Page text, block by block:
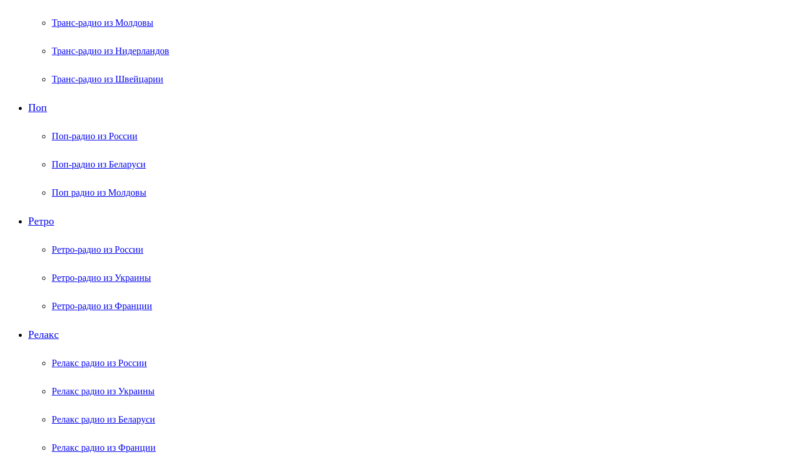
Транс-радио из Молдовы
Транс-радио из Нидерландов
Транс-радио из Швейцарии
Поп
Поп-радио из России
Поп-радио из Беларуси
Поп радио из Молдовы
Ретро
Ретро-радио из России
Ретро-радио из Украины
Ретро-радио из Франции
Релакс
Релакс радио из России
Релакс радио из Украины
Релакс радио из Беларуси
Релакс радио из Франции